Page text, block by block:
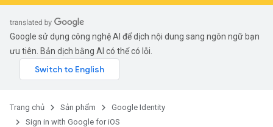
Google sử dụng công nghệ AI để dịch nội dung sang ngôn ngữ bạn
ưu tiên. Bản dịch bằng AI có thể có lỗi.
Trang chủ Sản phẩm
Google Identity
Sign in with Google for iOS